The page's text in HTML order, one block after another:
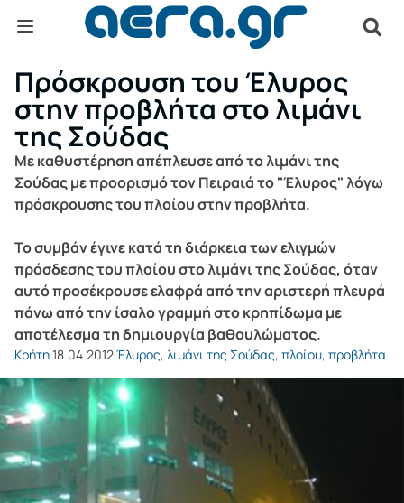
Πρόσκρουση του Έλυρος
στην προβλήτα στο λιμάνι
της Σούδας
Με καθυστέρηση απέπλευσε από το λιμάνι της
Σούδας με προορισμό τον Πειραιά το "Έλυρος" λόγω
πρόσκρουσης του πλοίου στην προβλήτα.
Το συμβάν έγινε κατά τη διάρκεια των ελιγμών
πρόσδεσης του πλοίου στο λιμάνι της Σούδας, όταν
αυτό προσέκρουσε ελαφρά από την αριστερή πλευρά
πάνω από την ίσαλο γραμμή στο κρηπίδωμα με
αποτέλεσμα τη δημιουργία βαθουλώματος.
Κρήτη18.04.2012Έλυρος, λιμάνι της Σούδας, πλοίου, προβλήτα